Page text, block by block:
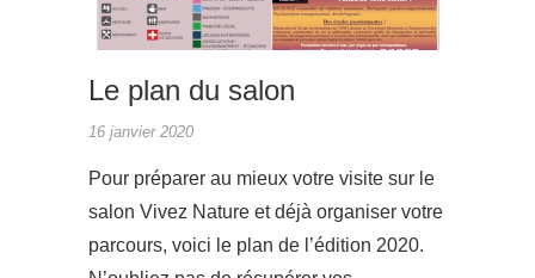
Le plan du salon
16 janvier 2020
Pour préparer au mieux votre visite sur le
salon Vivez Nature et déjà organiser votre
parcours, voici le plan de l’édition 2020.